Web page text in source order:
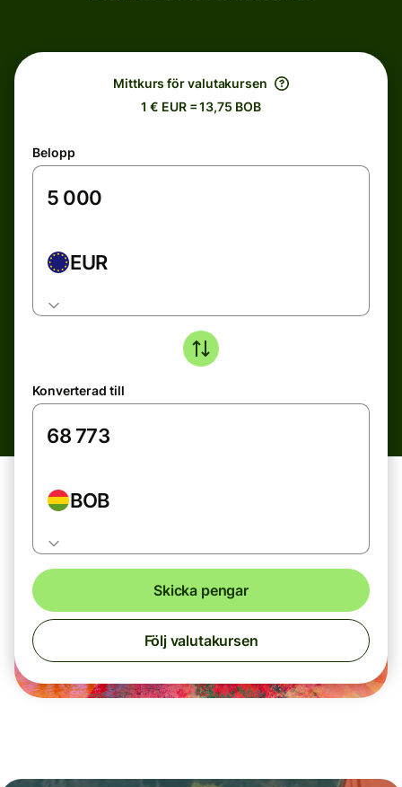
Mittkurs för valutakursen
1 € EUR = 13,75 BOB
Belopp
EUR
Konverterad till
BOB
Skicka pengar
Följ valutakursen